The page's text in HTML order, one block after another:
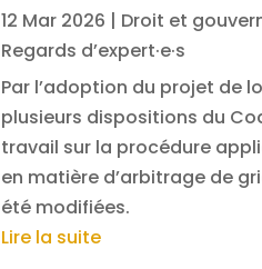
12 Mar 2026 | Droit et
Regards d’expert·e·s
Par l’adoption du projet de loi
plusieurs dispositions du
travail sur la procédure
en matière d’arbitrage de
été modifiées.
Lire la suite